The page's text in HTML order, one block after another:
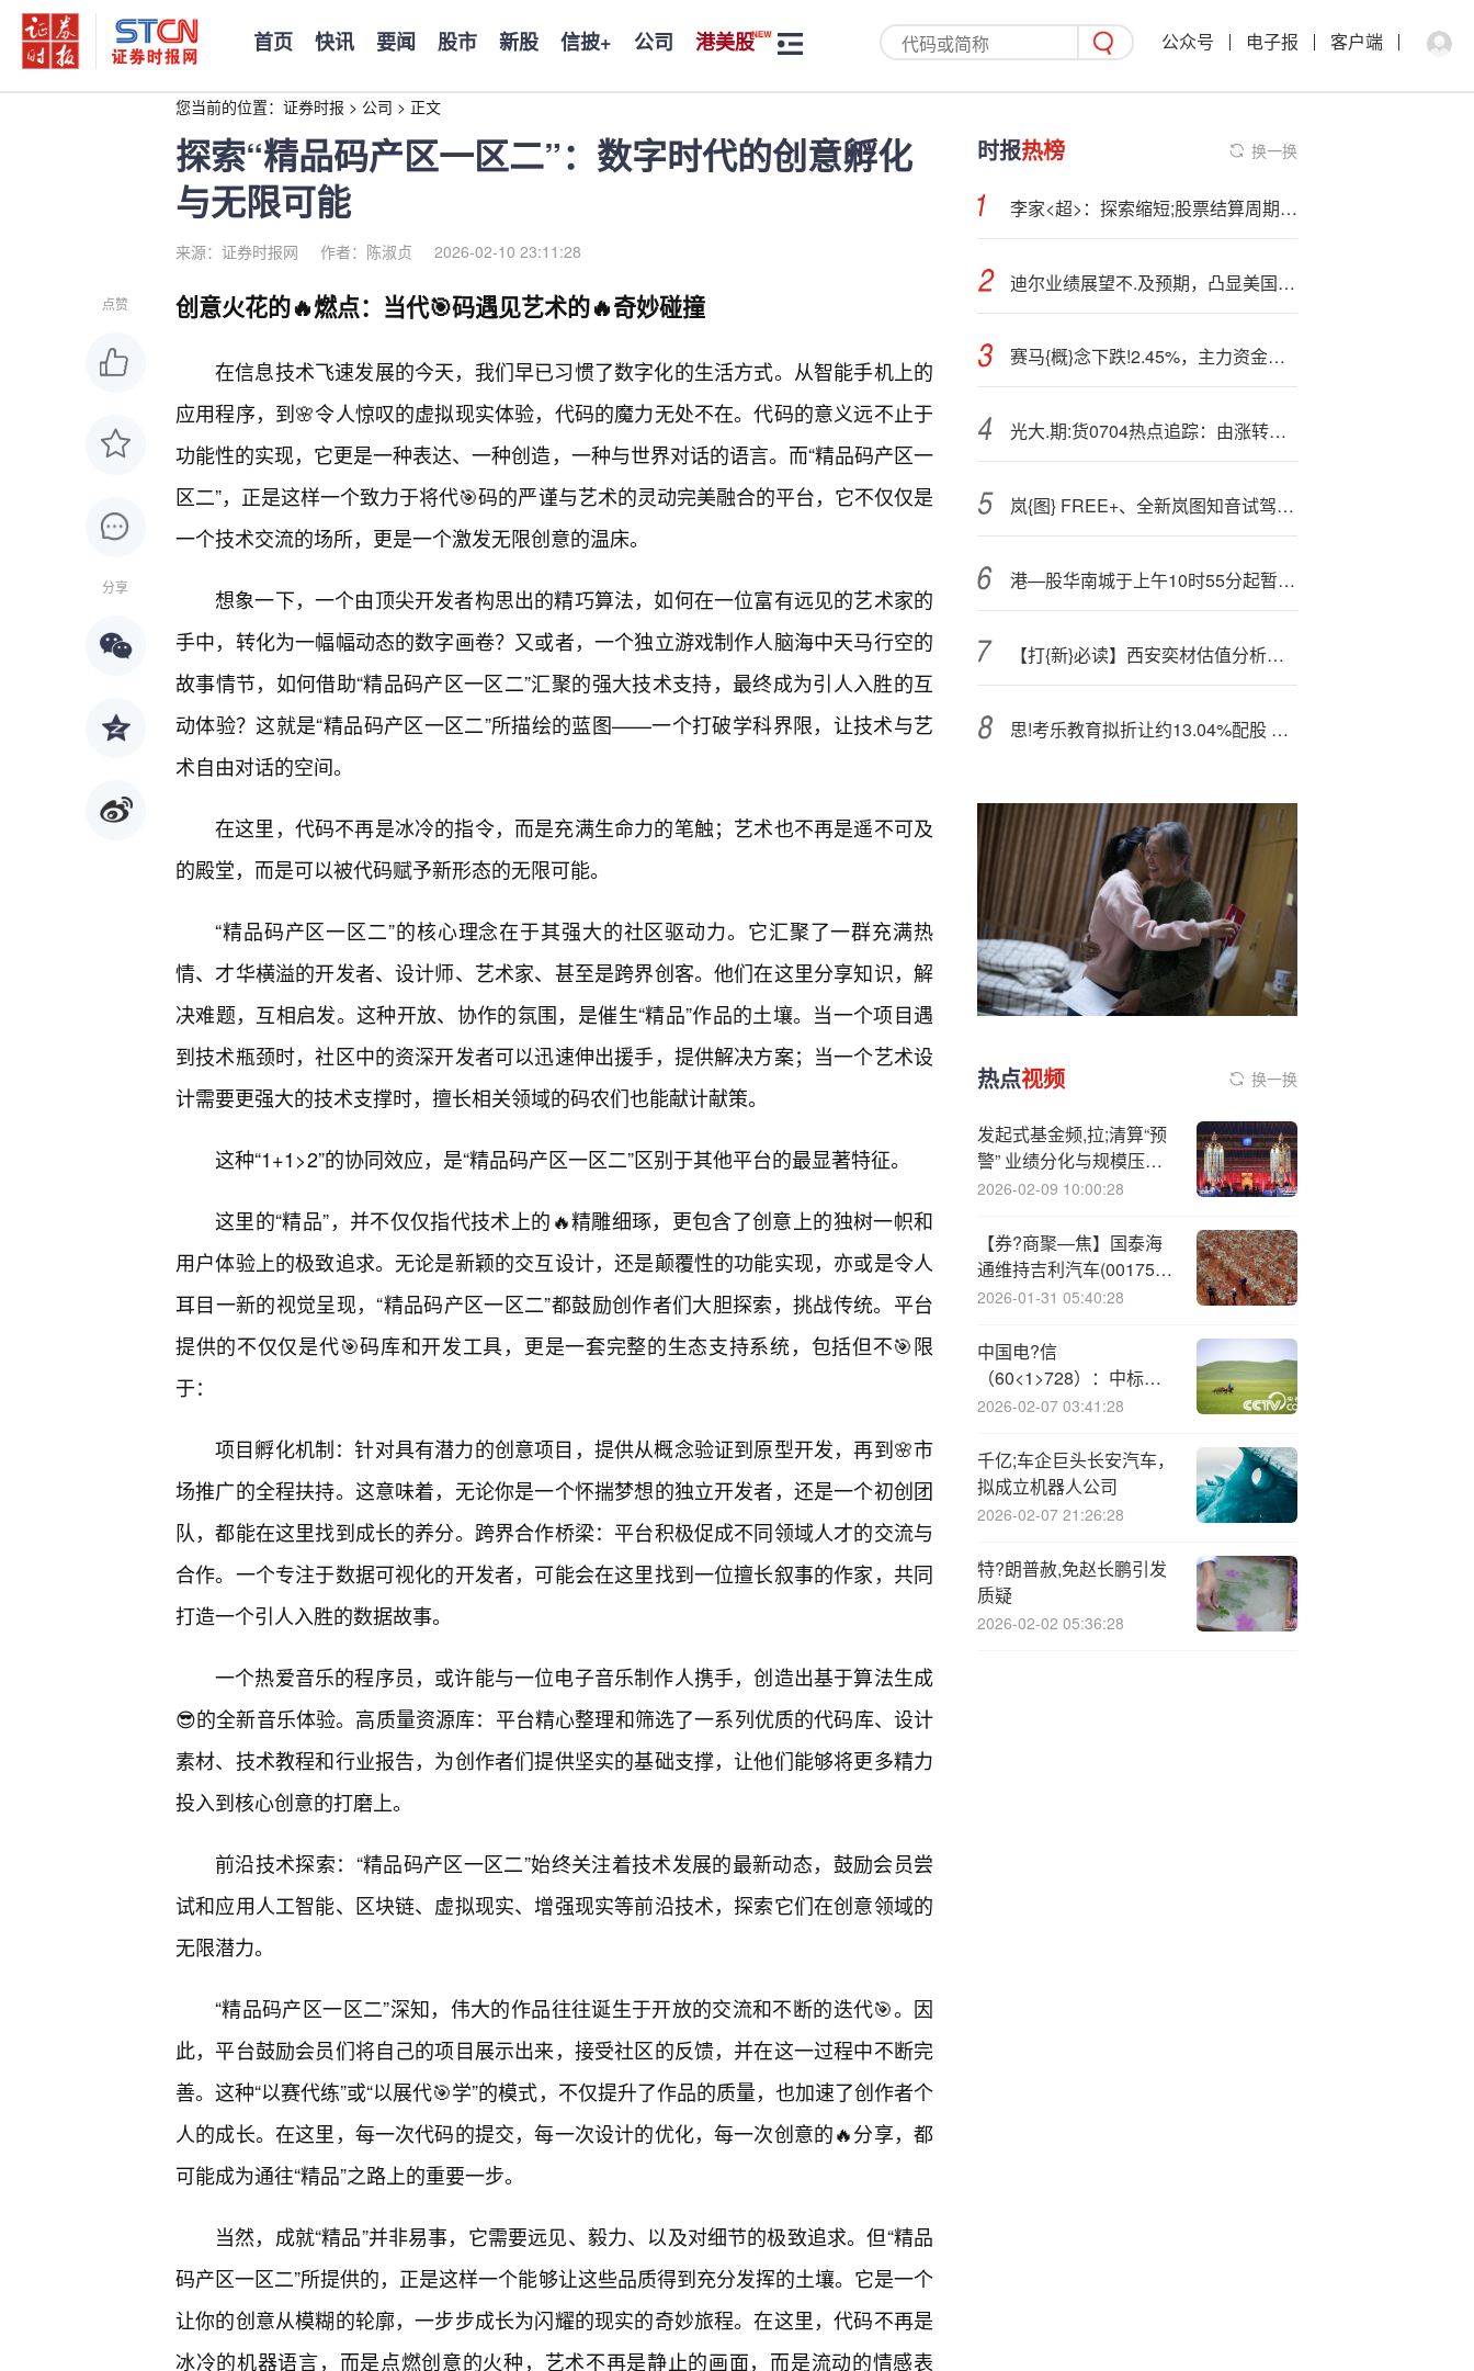
首页 快讯 要闻 股市 新股 信披+ 公司 港美股 公众号 电子报 客户端
您当前的位置： 证券时报 > 公司 > 正文
探索“精品码产区一区二”：数字时代的创意孵化
与无限可能
来源：证券时报网 作者：陈淑贞 2026-02-10 23:11:28
点赞
分享
创意火花的🔥燃点：当代🎯码遇见艺术的🔥奇妙碰撞
在信息技术飞速发展的今天，我们早已习惯了数字化的生活方式。从智能手机上的
应用程序，到🌸令人惊叹的虚拟现实体验，代码的魔力无处不在。代码的意义远不止于
功能性的实现，它更是一种表达、一种创造，一种与世界对话的语言。而“精品码产区一
区二”，正是这样一个致力于将代🎯码的严谨与艺术的灵动完美融合的平台，它不仅仅是
一个技术交流的场所，更是一个激发无限创意的温床。
想象一下，一个由顶尖开发者构思出的精巧算法，如何在一位富有远见的艺术家的
手中，转化为一幅幅动态的数字画卷？又或者，一个独立游戏制作人脑海中天马行空的
故事情节，如何借助“精品码产区一区二”汇聚的强大技术支持，最终成为引人入胜的互
动体验？这就是“精品码产区一区二”所描绘的蓝图——一个打破学科界限，让技术与艺
术自由对话的空间。
在这里，代码不再是冰冷的指令，而是充满生命力的笔触；艺术也不再是遥不可及
的殿堂，而是可以被代码赋予新形态的无限可能。
“精品码产区一区二”的核心理念在于其强大的社区驱动力。它汇聚了一群充满热
情、才华横溢的开发者、设计师、艺术家、甚至是跨界创客。他们在这里分享知识，解
决难题，互相启发。这种开放、协作的氛围，是催生“精品”作品的土壤。当一个项目遇
到技术瓶颈时，社区中的资深开发者可以迅速伸出援手，提供解决方案；当一个艺术设
计需要更强大的技术支撑时，擅长相关领域的码农们也能献计献策。
这种“1+1>2”的协同效应，是“精品码产区一区二”区别于其他平台的最显著特征。
这里的“精品”，并不仅仅指代技术上的🔥精雕细琢，更包含了创意上的独树一帜和
用户体验上的极致追求。无论是新颖的交互设计，还是颠覆性的功能实现，亦或是令人
耳目一新的视觉呈现，“精品码产区一区二”都鼓励创作者们大胆探索，挑战传统。平台
提供的不仅仅是代🎯码库和开发工具，更是一套完整的生态支持系统，包括但不🎯限
于：
项目孵化机制：针对具有潜力的创意项目，提供从概念验证到原型开发，再到🌸市
场推广的全程扶持。这意味着，无论你是一个怀揣梦想的独立开发者，还是一个初创团
队，都能在这里找到成长的养分。跨界合作桥梁：平台积极促成不同领域人才的交流与
合作。一个专注于数据可视化的开发者，可能会在这里找到一位擅长叙事的作家，共同
打造一个引人入胜的数据故事。
一个热爱音乐的程序员，或许能与一位电子音乐制作人携手，创造出基于算法生成
😎的全新音乐体验。高质量资源库：平台精心整理和筛选了一系列优质的代码库、设计
素材、技术教程和行业报告，为创作者们提供坚实的基础支撑，让他们能够将更多精力
投入到核心创意的打磨上。
前沿技术探索：“精品码产区一区二”始终关注着技术发展的最新动态，鼓励会员尝
试和应用人工智能、区块链、虚拟现实、增强现实等前沿技术，探索它们在创意领域的
无限潜力。
“精品码产区一区二”深知，伟大的作品往往诞生于开放的交流和不断的迭代🎯。因
此，平台鼓励会员们将自己的项目展示出来，接受社区的反馈，并在这一过程中不断完
善。这种“以赛代练”或“以展代🎯学”的模式，不仅提升了作品的质量，也加速了创作者个
人的成长。在这里，每一次代码的提交，每一次设计的优化，每一次创意的🔥分享，都
可能成为通往“精品”之路上的重要一步。
当然，成就“精品”并非易事，它需要远见、毅力、以及对细节的极致追求。但“精品
码产区一区二”所提供的，正是这样一个能够让这些品质得到充分发挥的土壤。它是一个
让你的创意从模糊的轮廓，一步步成长为闪耀的现实的奇妙旅程。在这里，代码不再是
冰冷的机器语言，而是点燃创意的火种，艺术不再是静止的画面，而是流动的情感表
时报热榜 换一换
李家<超>：探索缩短;股票结算周期至T+1，落实稳定币发行人制度，建造区域黄金储备枢纽
迪尔业绩展望不.及预期，凸显美国农;业复苏遥遥无期
赛马{概}念下跌!2.45%，主力资金净流出5股
光大.期:货0704热点追踪：由涨转跌，碳酸锂梦断六万五？
岚{图} FREE+、全新岚图知音试驾车宣布升级华为乾崑智驾 ADS 4，全国 143 城市开放试驾
港—股华南城于上午10时55分起暂停买卖
【打{新}必读】西安奕材估值分析，12英寸硅片(科创板)
思!考乐教育拟折让约13.04%配股 净筹约2.41亿港元
热点视频 换一换
发起式基金频,拉;清算“预
警” 业绩分化与规模压力
待解
2026-02-09 10:00:28
【券?商聚—焦】国泰海
通维持吉利汽车(00175)
“增持”评级 指公司品牌架
2026-01-31 05:40:28
中国电?信
（60<1>728）：中标中
信银行股份有限公司采购
万元
2026-02-07 03:41:28
千亿;车企巨头长安汽车，
拟成立机器人公司
2026-02-07 21:26:28
特?朗普赦,免赵长鹏引发
质疑
2026-02-02 05:36:28